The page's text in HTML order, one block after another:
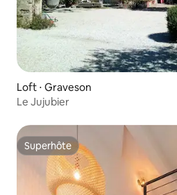
Loft ⋅ Graveson
Le Jujubier
Superhôte
Superhôte